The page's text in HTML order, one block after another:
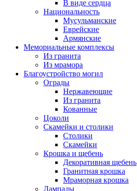
В виде сердца
Национальность
Мусульманские
Еврейские
Армянские
Мемориальные комплексы
Из гранита
Из мрамора
Благоустройство могил
Ограды
Нержавеющие
Из гранита
Кованные
Цоколи
Скамейки и столики
Столики
Скамейки
Крошка и щебень
Декоративная щебень
Гранитная крошка
Мраморная крошка
Лампады